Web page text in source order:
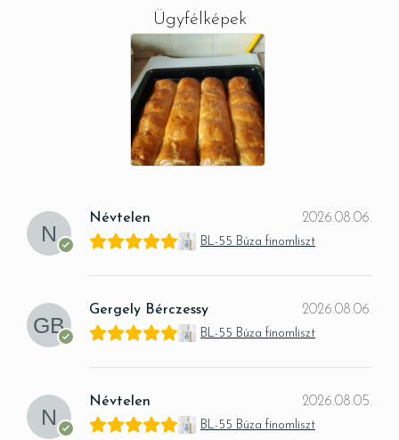
Ügyfélképek
Névtelen 2026.08.06.
BL-55 Búza finomliszt
Gergely Bérczessy 2026.08.06.
BL-55 Búza finomliszt
Névtelen 2026.08.05.
BL-55 Búza finomliszt